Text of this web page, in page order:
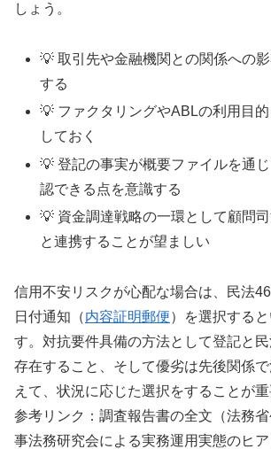
しょう。
💡 取引先や金融機関との関係への
する
💡 ファクタリングやABLの利用目
しておく
💡 登記の事実が概要ファイルを通
認できる点を意識する
💡 資金調達戦略の一環として顧問
と連携することが望ましい
信用不安リスクが心配な場合は、民法
日付通知（内容証明郵便）を選択する
す。対抗要件具備の方法として登記と
存在すること、そして優劣は先後関係
えて、状況に応じた選択をすることが重
参考リンク：調査報告書の全文（法務
事法務研究会による実務運用実態のヒ